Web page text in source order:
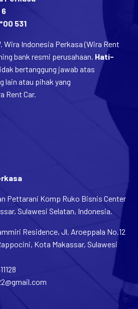
531
Wira Indonesia Perkasa (Wira Rent
bank resmi perusahaan. Hati-
bertanggung jawab atas
lain atau pihak yang
Rent Car.
Pettarani Komp Ruko Bisnis Center
Sulawesi Selatan, Indonesia.
Residence, Jl. Aroeppala No.12
Kota Makassar, Sulawesi